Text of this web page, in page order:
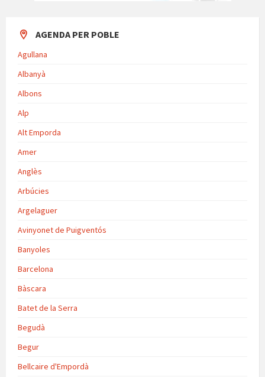
AGENDA PER POBLE
Agullana
Albanyà
Albons
Alp
Alt Emporda
Amer
Anglès
Arbúcies
Argelaguer
Avinyonet de Puigventós
Banyoles
Barcelona
Bàscara
Batet de la Serra
Begudà
Begur
Bellcaire d'Empordà